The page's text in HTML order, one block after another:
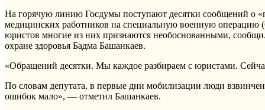
На горячую линию Госдумы поступают десятки сообщений о
медицинских работников на специальную военную операцию
юристов многие из них признаются необоснованными,
охране здоровья Бадма Башанкаев.
«Обращений десятки. Мы каждое разбираем с юристами.
По словам депутата, в первые дни мобилизации люди
ошибок мало», — отметил Башанкаев.